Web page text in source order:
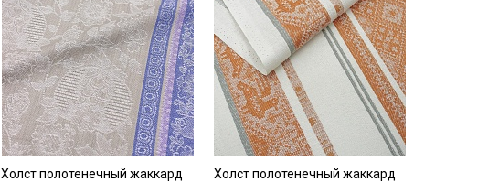
Холст полотенечный жаккард
Холст полотенечный жаккард